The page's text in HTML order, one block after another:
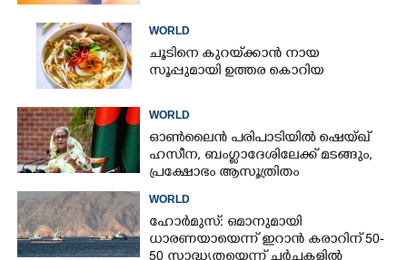
WORLD
ചൂടിനെ കുറയ്‌ക്കാൻ നായ
സൂപ്പുമായി ഉത്തര കൊറിയ
WORLD
ഓൺലൈൻ പരിപാടിയിൽ ഷെയ്ഖ്
ഹസീന, ബംഗ്ളാദേശിലേക്ക് മടങ്ങും,
പ്രക്ഷോഭം ആസൂത്രിതം
WORLD
ഹോർമുസ്: ഒമാനുമായി
ധാരണയായെന്ന് ഇറാൻ കരാറിന് 50-